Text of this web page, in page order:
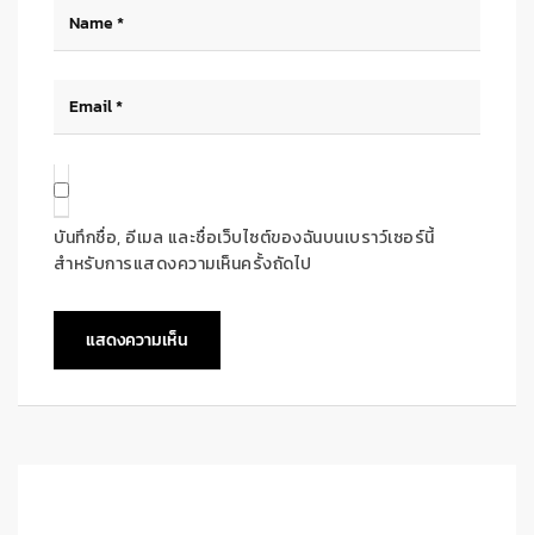
บันทึกชื่อ, อีเมล และชื่อเว็บไซต์ของฉันบนเบราว์เซอร์นี้
สำหรับการแสดงความเห็นครั้งถัดไป